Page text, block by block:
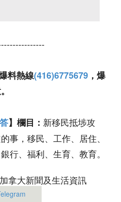
料熱線(416)6775679 ，爆
】欄目： 新移民抵埗攻
事，移民、工作、居住、
行、福利、生育、教育。
拿大新聞及生活資訊